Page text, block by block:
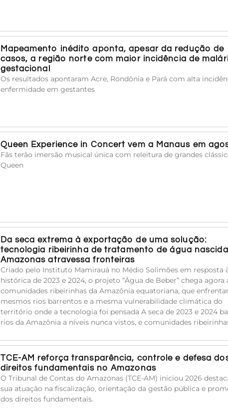
Mapeamento inédito aponta, apesar da redução de
casos, a região norte com maior incidência de
gestacional
Os resultados apontaram Acre, Rondônia e Pará com alta
enfermidade em gestantes
Queen Experience in Concert vem a Manaus em
Fãs terão imersão musical única com releitura de grandes
Queen
Da seca extrema à exportação de uma solução:
tecnologia ribeirinha de tratamento de água
Amazonas atravessa fronteiras
Criado pelo Instituto Mamirauá no Médio Solimões em resposta
histórica de 2023 e 2024, o projeto “Água de Beber” chega agora
comunidades ribeirinhas da Amazônia equatoriana, que
mesmos rios barrentos e a mesma vulnerabilidade climática do
território onde a tecnologia foi pensada A seca de 2023 e 2024
rios da Amazônia a níveis nunca vistos, e comunidades
TCE-AM reforça transparência, controle e defesa
direitos fundamentais no Amazonas
O Tribunal de Contas do Amazonas (TCE-AM) iniciou 2026
sua atuação na fiscalização, orientação da gestão pública e
dos direitos fundamentais.